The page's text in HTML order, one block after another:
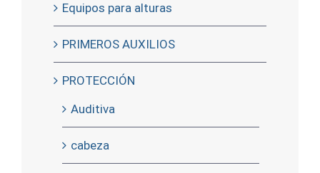
Equipos para alturas
PRIMEROS AUXILIOS
PROTECCIÓN
Auditiva
cabeza